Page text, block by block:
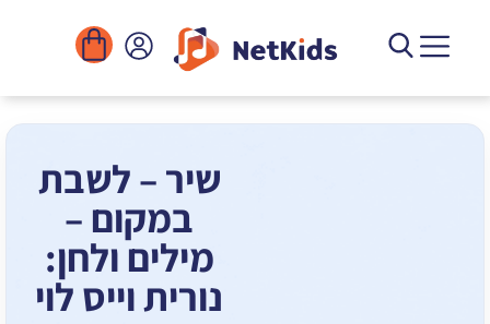
שיר – לשבת
במקום –
מילים ולחן:
נורית וייס לוי